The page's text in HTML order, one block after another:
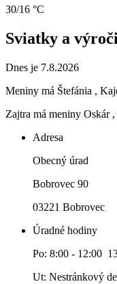
30/16 °C
Sviatky a
Dnes je 7.8.2026
Meniny má Štefánia ,
Zajtra má meniny Oskár
Adresa
Obecný úrad
Bobrovec 90
03221 Bobrovec
Úradné hodiny
Po: 8:00 - 12:00
Ut: Nestránkový